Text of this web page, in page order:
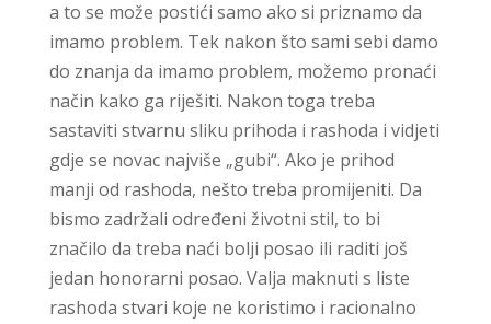
a to se može postići samo ako si priznamo da
imamo problem. Tek nakon što sami sebi damo
do znanja da imamo problem, možemo pronaći
način kako ga riješiti. Nakon toga treba
sastaviti stvarnu sliku prihoda i rashoda i vidjeti
gdje se novac najviše „gubi“. Ako je prihod
manji od rashoda, nešto treba promijeniti. Da
bismo zadržali određeni životni stil, to bi
značilo da treba naći bolji posao ili raditi još
jedan honorarni posao. Valja maknuti s liste
rashoda stvari koje ne koristimo i racionalno